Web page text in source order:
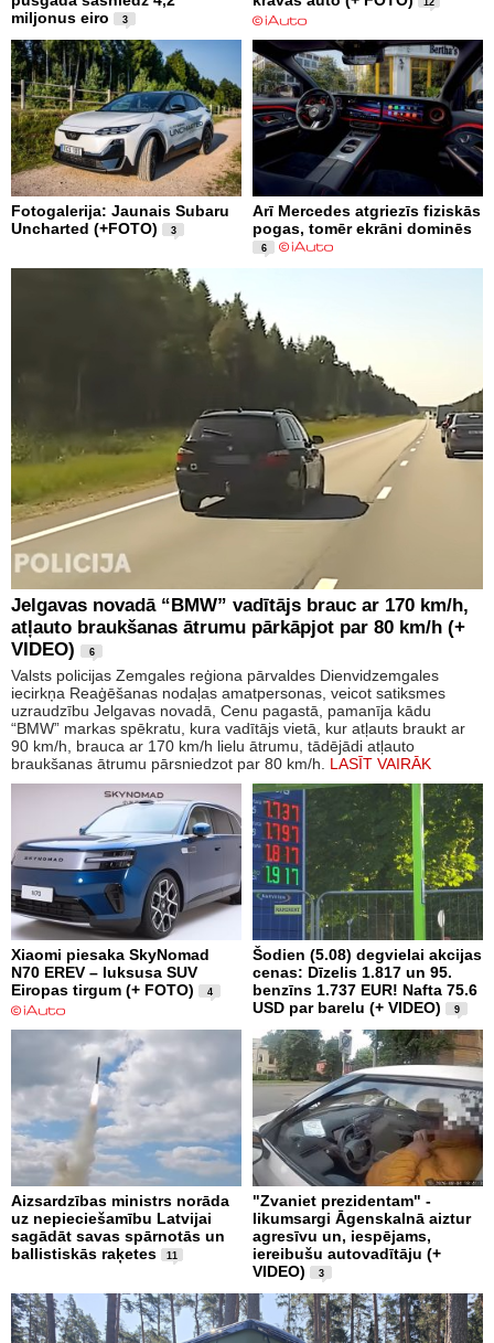
miljonus eiro
3
Fotogalerija: Jaunais Subaru
Uncharted (+FOTO)
3
Arī Mercedes atgriezīs fiziskās
pogas, tomēr ekrāni dominēs
6
Jelgavas novadā “BMW” vadītājs brauc ar 170 km/h,
atļauto braukšanas ātrumu pārkāpjot par 80 km/h (+
VIDEO)
6
Valsts policijas Zemgales reģiona pārvaldes Dienvidzemgales
iecirkņa Reaģēšanas nodaļas amatpersonas, veicot satiksmes
uzraudzību Jelgavas novadā, Cenu pagastā, pamanīja kādu
“BMW” markas spēkratu, kura vadītājs vietā, kur atļauts braukt ar
90 km/h, brauca ar 170 km/h lielu ātrumu, tādējādi atļauto
braukšanas ātrumu pārsniedzot par 80 km/h. LASĪT VAIRĀK
Xiaomi piesaka SkyNomad
N70 EREV – luksusa SUV
Eiropas tirgum (+ FOTO)
4
Šodien (5.08) degvielai akcijas
cenas: Dīzelis 1.817 un 95.
benzīns 1.737 EUR! Nafta 75.6
USD par barelu (+ VIDEO)
9
Aizsardzības ministrs norāda
uz nepieciešamību Latvijai
sagādāt savas spārnotās un
ballistiskās raķetes
11
"Zvaniet prezidentam" -
likumsargi Āgenskalnā aiztur
agresīvu un, iespējams,
iereibušu autovadītāju (+
VIDEO)
3